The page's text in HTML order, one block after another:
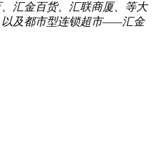
汇金百货、汇联商厦、等大
以及都市型连锁超市——汇金